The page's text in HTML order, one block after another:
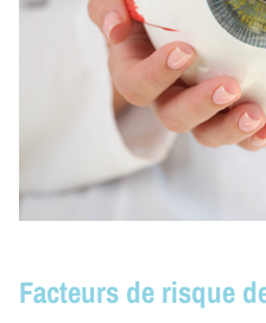
Facteurs de risque